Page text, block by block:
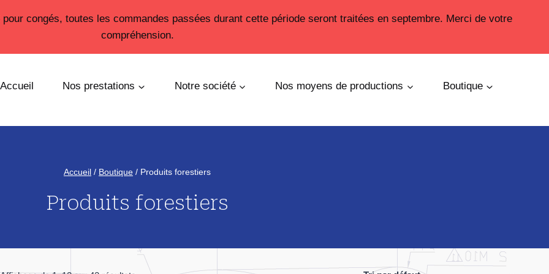
congés, toutes les commandes passées durant cette période seront traitées en septembre. Merci de votre
compréhension.
Accueil Nos prestations Notre société Nos moyens de productions Boutique
Accueil / Boutique / Produits forestiers
Produits forestiers